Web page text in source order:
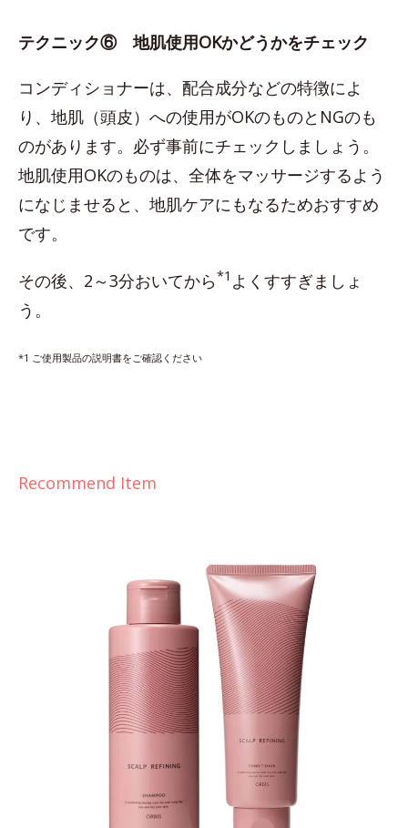
テクニック⑥ 地肌使用OKかどうかをチェック
コンディショナーは、配合成分などの特徴によ
り、地肌（頭皮）への使用がOKのものとNGのも
のがあります。必ず事前にチェックしましょう。
地肌使用OKのものは、全体をマッサージするよう
になじませると、地肌ケアにもなるためおすすめ
です。
その後、2～3分おいてから*1 よくすすぎましょ
う。
*1 ご使用製品の説明書をご確認ください
Recommend Item